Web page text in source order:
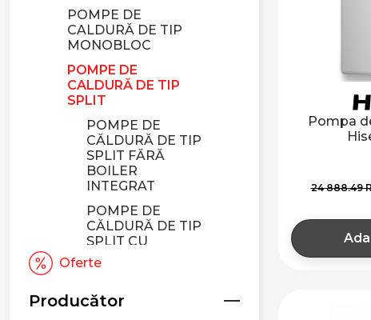
POMPE DE
CALDURĂ DE TIP
MONOBLOC
POMPE DE
CALDURĂ DE TIP
SPLIT
POMPE DE
CĂLDURĂ DE TIP
SPLIT FĂRĂ
BOILER
INTEGRAT
POMPE DE
CĂLDURĂ DE TIP
SPLIT CU
BOILER
INTEGRAT
ACCESORII PENTRU
POMPE CĂLDURĂ
Oferte
Producător
Pompa
24 888.49